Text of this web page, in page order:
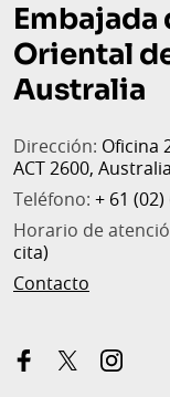
Embajada
Oriental
Australia
Dirección: Oficina
ACT 2600, Australia
Teléfono: + 61
Horario de
cita)
Contacto
facebook